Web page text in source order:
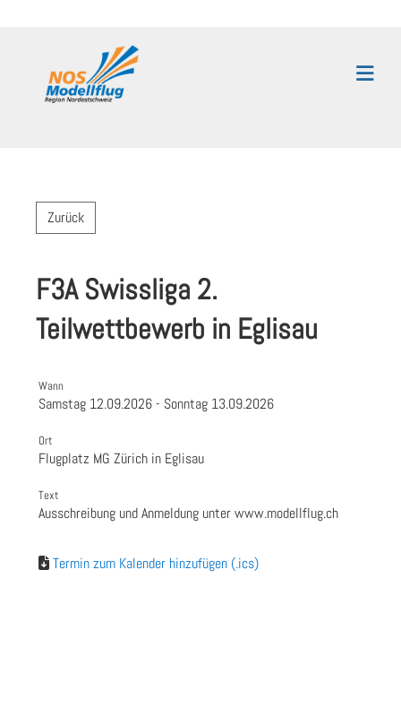
Zurück
F3A Swissliga 2.
Teilwettbewerb in Eglisau
Wann
Samstag 12.09.2026 - Sonntag 13.09.2026
Ort
Flugplatz MG Zürich in Eglisau
Text
Ausschreibung und Anmeldung unter www.modellflug.ch
Termin zum Kalender hinzufügen (.ics)